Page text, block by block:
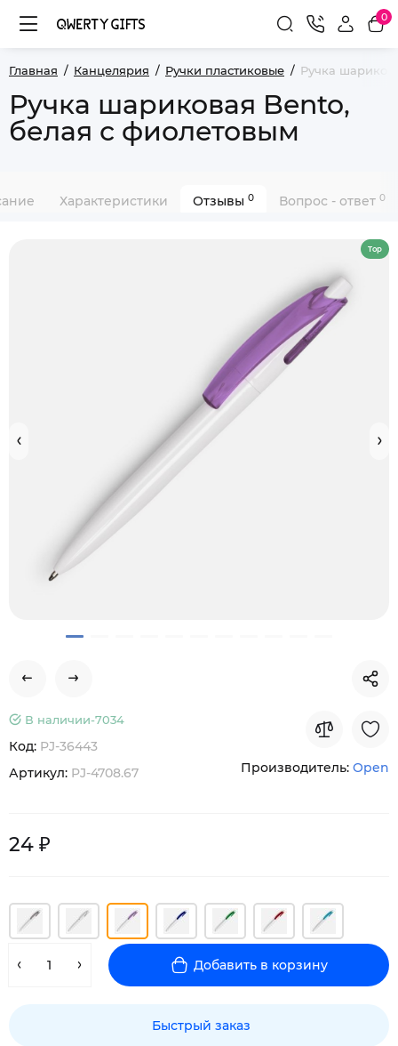
0
Главная Канцелярия Ручки пластиковые Ручка
Ручка шариковая Bento,
белая с фиолетовым
Характеристики Отзывы 0 Вопрос - ответ 0
Top
В наличии-7034
Код: PJ-36443
Артикул: PJ-4708.67 Производитель: Open
24 ₽
Добавить в корзину
Быстрый заказ